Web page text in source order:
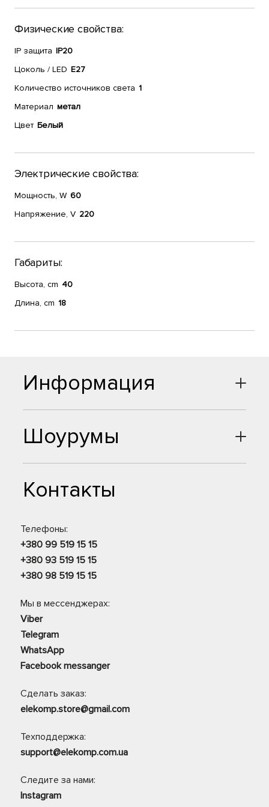
Физические свойства:
IP защита IP20
Цоколь / LED E27
Количество источников света 1
Материал метал
Цвет Белый
Электрические свойства:
Мощность, W 60
Напряжение, V 220
Габариты:
Высота, cm 40
Длина, cm 18
Шоурумы
Контакты
Телефоны:
+380 99 519 15 15
+380 93 519 15 15
+380 98 519 15 15
Мы в мессенджерах:
Viber
Telegram
WhatsApp
Facebook messanger
Сделать заказ:
elekomp.store@gmail.com
Техподдержка:
support@elekomp.com.ua
Следите за нами:
Instagram
Информация